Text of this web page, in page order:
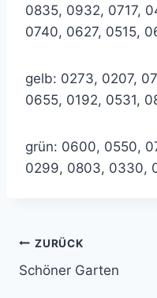
0835, 0932, 0717,
0740, 0627, 0515,
gelb: 0273, 0207,
0655, 0192, 0531,
grün: 0600, 0550,
0299, 0803, 0330,
ZURÜCK
Schöner Garten